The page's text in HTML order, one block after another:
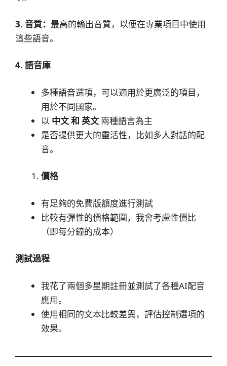
3. 音質： 最高的輸出音質，以便在專業項目中使用
這些語音。
4. 語音庫
多種語音選項，可以適用於更廣泛的項目，
用於不同國家。
以 中文 和 英文 兩種語言為主
是否提供更大的靈活性，比如多人對話的配
音。
價格
有足夠的免費版額度進行測試
比較有彈性的價格範圍，我會考慮性價比
（即每分鐘的成本）
測試過程
我花了兩個多星期註冊並測試了各種AI配音
應用。
使用相同的文本比較差異，評估控制選項的
效果。